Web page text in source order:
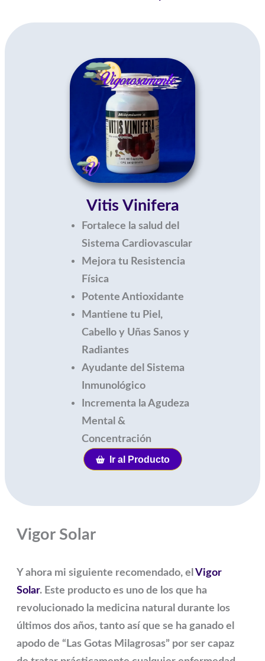
Vitis Vinifera
Fortalece la salud del
Sistema Cardiovascular
Mejora tu Resistencia
Física
Potente Antioxidante
Mantiene tu Piel,
Cabello y Uñas Sanos y
Radiantes
Ayudante del Sistema
Inmunológico
Incrementa la Agudeza
Mental &
Concentración
Ir al Producto
Vigor Solar
Y ahora mi siguiente recomendado, elVigor
Solar. Este producto es uno de los que ha
revolucionado la medicina natural durante los
últimos dos años, tanto así que se ha ganado el
apodo de “Las Gotas Milagrosas” por ser capaz